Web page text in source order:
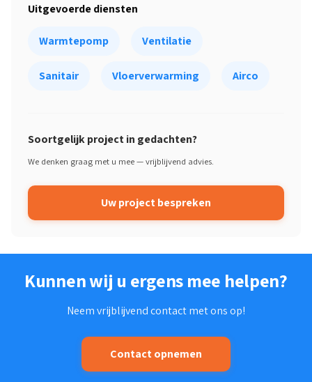
Uitgevoerde diensten
Warmtepomp Ventilatie
Sanitair Vloerverwarming Airco
Soortgelijk project in gedachten?
We denken graag met u mee — vrijblijvend advies.
Uw project bespreken
Kunnen wij u ergens mee helpen?
Neem vrijblijvend contact met ons op!
Contact opnemen